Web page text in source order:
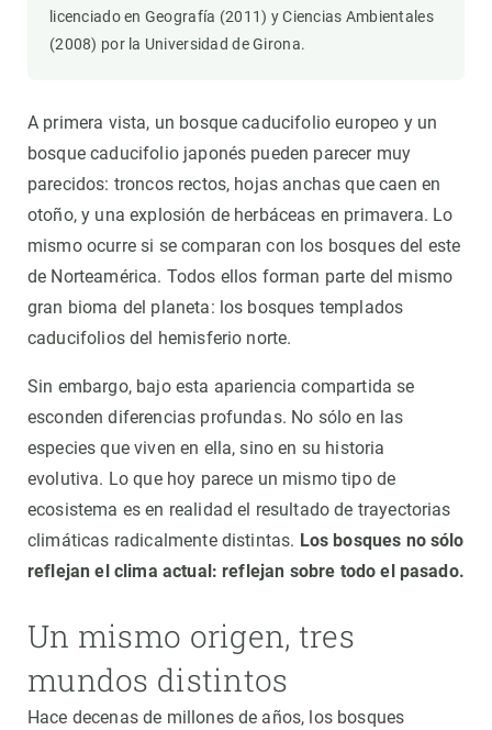
licenciado en Geografía (2011) y Ciencias Ambientales
(2008) por la Universidad de Girona.
A primera vista, un bosque caducifolio europeo y un
bosque caducifolio japonés pueden parecer muy
parecidos: troncos rectos, hojas anchas que caen en
otoño, y una explosión de herbáceas en primavera. Lo
mismo ocurre si se comparan con los bosques del este
de Norteamérica. Todos ellos forman parte del mismo
gran bioma del planeta: los bosques templados
caducifolios del hemisferio norte.
Sin embargo, bajo esta apariencia compartida se
esconden diferencias profundas. No sólo en las
especies que viven en ella, sino en su historia
evolutiva. Lo que hoy parece un mismo tipo de
ecosistema es en realidad el resultado de trayectorias
climáticas radicalmente distintas. Los bosques no sólo
reflejan el clima actual: reflejan sobre todo el pasado.
Un mismo origen, tres
mundos distintos
Hace decenas de millones de años, los bosques